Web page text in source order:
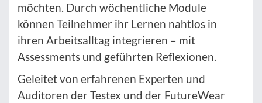
möchten. Durch wöchentliche Module
können Teilnehmer ihr Lernen nahtlos in
ihren Arbeitsalltag integrieren – mit
Assessments und geführten Reflexionen.
Geleitet von erfahrenen Experten und
Auditoren der Testex und der FutureWear